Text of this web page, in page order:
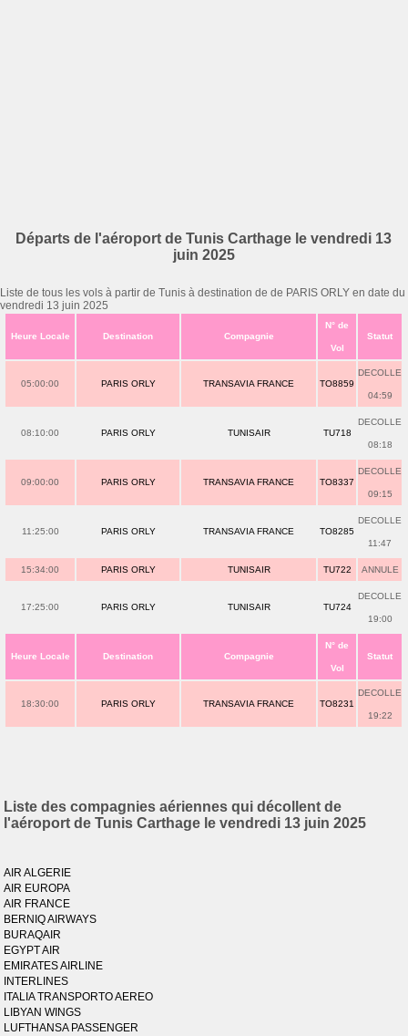
Départs de l'aéroport de Tunis Carthage le vendredi 13
juin 2025
Liste de tous les vols à partir de Tunis à destination de de PARIS ORLY en date du
vendredi 13 juin 2025
Heure Locale Destination Compagnie
N° de
Vol
Statut
05:00:00 PARIS ORLY TRANSAVIA FRANCE TO8859
DECOLLE
04:59
08:10:00 PARIS ORLY TUNISAIR TU718
DECOLLE
08:18
09:00:00 PARIS ORLY TRANSAVIA FRANCE TO8337
DECOLLE
09:15
11:25:00 PARIS ORLY TRANSAVIA FRANCE TO8285
DECOLLE
11:47
15:34:00 PARIS ORLY TUNISAIR TU722 ANNULE
17:25:00 PARIS ORLY TUNISAIR TU724
DECOLLE
19:00
Heure Locale Destination Compagnie
N° de
Vol
Statut
18:30:00 PARIS ORLY TRANSAVIA FRANCE TO8231
DECOLLE
19:22
Liste des compagnies aériennes qui décollent de
l'aéroport de Tunis Carthage le vendredi 13 juin 2025
AIR ALGERIE
AIR EUROPA
AIR FRANCE
BERNIQ AIRWAYS
BURAQAIR
EGYPT AIR
EMIRATES AIRLINE
INTERLINES
ITALIA TRANSPORTO AEREO
LIBYAN WINGS
LUFTHANSA PASSENGER